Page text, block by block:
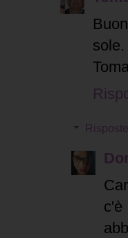
sole.
Risposte